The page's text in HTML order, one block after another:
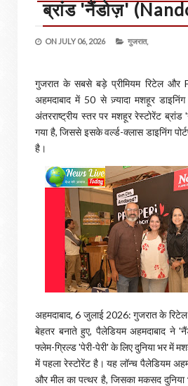
ब्रांड 'नैंडोज़'
ON JULY 06, 2026 गुजरात,
गुजरात के सबसे बड़े प्रीमियम रिटेल और
अहमदाबाद में 50 से ज़्यादा मशहूर
अंतरराष्ट्रीय स्तर पर मशहूर रेस्टोरेंट ब्रांड
गया है, जिससे इसके वर्ल्ड-क्लास डाइनिंग
है।
अहमदाबाद, 6 जुलाई 2026: गुजरात के
बेहतर बनाते हुए, पैलेडियम अहमदाबाद ने
फ्लेम-ग्रिल्ड 'पेरी-पेरी' के लिए दुनिया भर में
में पहला रेस्टोरेंट है। यह लॉन्च पैलेडियम
और मील का पत्थर है, जिसका मकसद